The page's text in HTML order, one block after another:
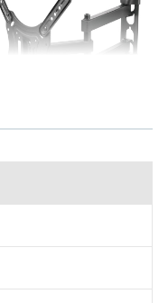
199,00 Lei